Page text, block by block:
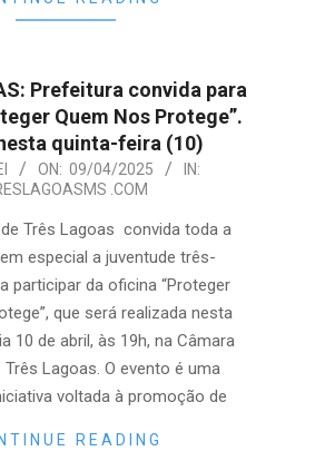
Prefeitura convida para
Quem Nos Protege”.
quinta-feira (10)
ON: 09/04/2025
IN:
.COM
Três Lagoas convida toda a
especial a juventude três-
participar da oficina “Proteger
que será realizada nesta
10 de abril, às 19h, na Câmara
Três Lagoas. O evento é uma
voltada à promoção de
READING